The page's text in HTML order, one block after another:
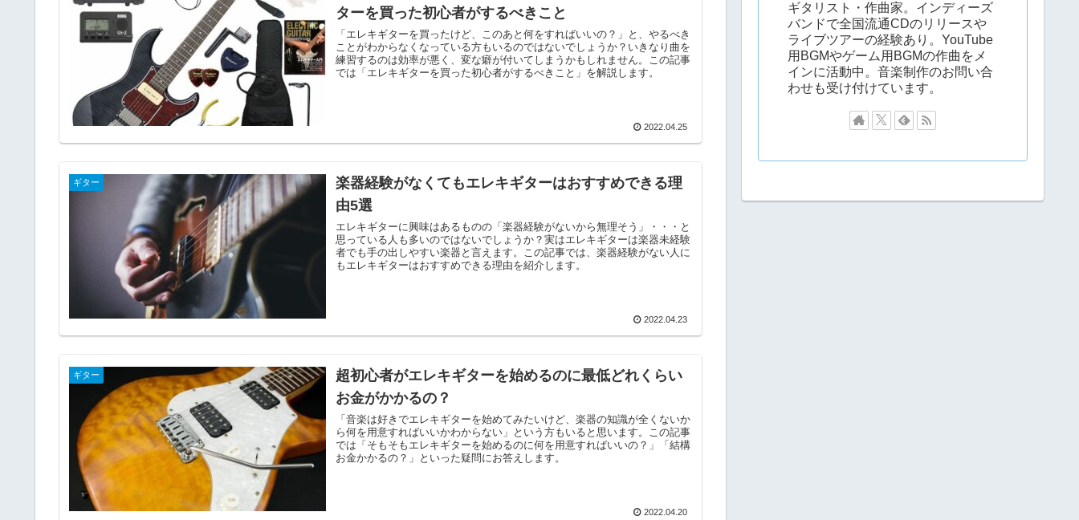
ターを買った初心者がするべきこと
「エレキギターを買ったけど、このあと何をすればいいの？」と、やるべき
ことがわからなくなっている方もいるのではないでしょうか？いきなり曲を
練習するのは効率が悪く、変な癖が付いてしまうかもしれません。この記事
では「エレキギターを買った初心者がするべきこと」を解説します。
2022.04.25
ギター
楽器経験がなくてもエレキギターはおすすめできる理
由5選
エレキギターに興味はあるものの「楽器経験がないから無理そう」・・・と
思っている人も多いのではないでしょうか？実はエレキギターは楽器未経験
者でも手の出しやすい楽器と言えます。この記事では、楽器経験がない人に
もエレキギターはおすすめできる理由を紹介します。
2022.04.23
ギター
超初心者がエレキギターを始めるのに最低どれくらい
お金がかかるの？
「音楽は好きでエレキギターを始めてみたいけど、楽器の知識が全くないか
ら何を用意すればいいかわからない」という方もいると思います。この記事
では「そもそもエレキギターを始めるのに何を用意すればいいの？」「結構
お金かかるの？」といった疑問にお答えします。
2022.04.20
ギタリスト・作曲家。インディーズ
バンドで全国流通CDのリリースや
ライブツアーの経験あり。YouTube
用BGMやゲーム用BGMの作曲をメ
インに活動中。音楽制作のお問い合
わせも受け付けています。